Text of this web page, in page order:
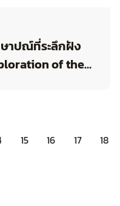
าปณ์ที่ระลึกฝัง
of the
15 16 17 18